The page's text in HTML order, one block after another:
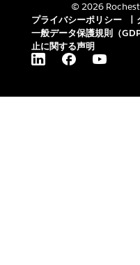
© 2026
プライバシーポリシー
一般データ保護規則（
止に関する声明